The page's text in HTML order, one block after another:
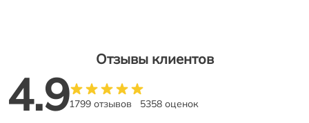
Отзывы клиентов
4.91799 отзывов 5358 оценок